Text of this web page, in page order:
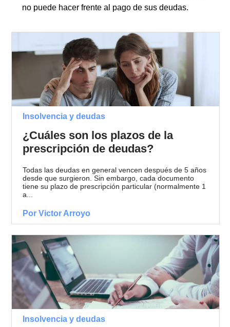
no puede hacer frente al pago de sus deudas.
Insolvencia y deudas
¿Cuáles son los plazos de la
prescripción de deudas?
Todas las deudas en general vencen después de 5 años
desde que surgieron. Sin embargo, cada documento
tiene su plazo de prescripción particular (normalmente 1
a...
Por Victor Arroyo
Insolvencia y deudas